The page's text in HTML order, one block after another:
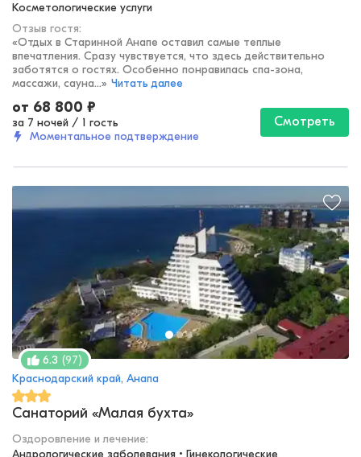
Косметологические услуги
Отзыв гостя:
«Отдых в Старинной Анапе оставил самые теплые
впечатления. Сразу чувствуется, что здесь действительно
заботятся о гостях. Особенно понравилась спа-зона,
массажи, сауна...» Читать далее
от 68 800 ₽
за 7 ночей / 1 гость
Моментальное подтверждение
Смотреть
6.3 (97)
Краснодарский край, Анапа
Санаторий «Малая бухта»
Оздоровление и лечение:
Андрологические заболевания • Гинекологические